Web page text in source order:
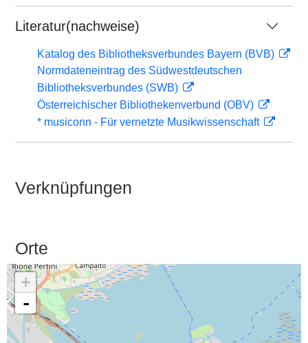
Literatur(nachweise)
Katalog des Bibliotheksverbundes Bayern (BVB)
Normdateneintrag des Südwestdeutschen
Bibliotheksverbundes (SWB)
Österreichischer Bibliothekenverbund (OBV)
* musiconn - Für vernetzte Musikwissenschaft
Verknüpfungen
Orte
+
-